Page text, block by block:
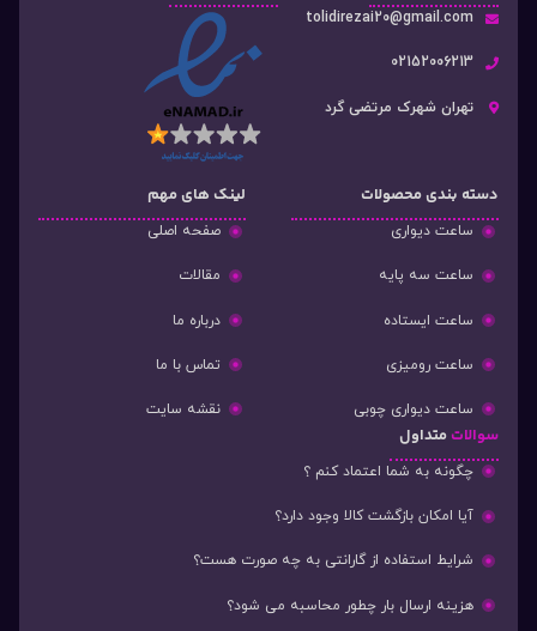
tolidirezai20@gmail.com
02152006213
تهران شهرک مرتضی گرد
دسته‌ بندی محصولات
ساعت دیواری
ساعت سه پایه
ساعت ایستاده
ساعت رومیزی
ساعت دیواری چوبی
لینک های مهم
صفحه اصلی
مقالات
درباره ما
تماس با ما
نقشه سایت
سوالات متداول
چگونه به شما اعتماد کنم ؟
آیا امکان بازگشت کالا وجود دارد؟
شرایط استفاده از گارانتی به چه صورت هست؟
هزینه ارسال بار چطور محاسبه می شود؟